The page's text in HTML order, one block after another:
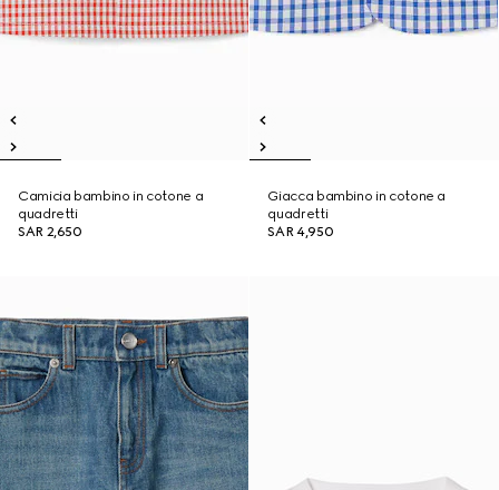
Camicia bambino in cotone a
quadretti
SAR 2,650
Giacca bambino in cotone a
quadretti
SAR 4,950